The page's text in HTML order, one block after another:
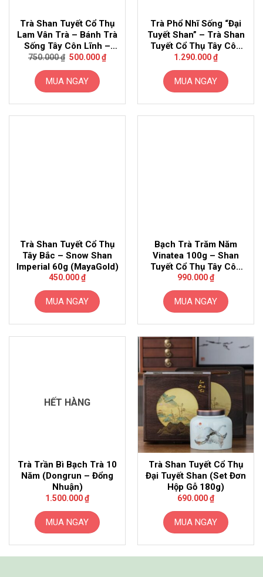
Trà Shan Tuyết Cổ Thụ
Lam Vân Trà – Bánh Trà
Sống Tây Côn Lĩnh –
Mây Trà Shan
750.000₫ Giá
gốc
là:
750.000 ₫.
500.000₫Giá
hiện
MUA NGAY
Trà Phổ Nhĩ Sống “Đại
Tuyết Shan” – Trà Shan
Tuyết Cổ Thụ Tây Côn
Lĩnh
1.290.000₫
MUA NGAY
Trà Shan Tuyết Cổ Thụ
Tây Bắc – Snow Shan
Imperial 60g (MayaGold)
450.000₫
MUA NGAY
Bạch Trà Trăm Năm
Vinatea 100g – Shan
Tuyết Cổ Thụ Tây Côn
Lĩnh
990.000₫
MUA NGAY
HẾT HÀNG
Trà Trần Bì Bạch Trà 10
Năm (Dongrun – Đổng
Nhuận)
1.500.000₫
MUA NGAY
Trà Shan Tuyết Cổ Thụ
Đại Tuyết Shan (Set Đơn
Hộp Gỗ 180g)
690.000₫
MUA NGAY